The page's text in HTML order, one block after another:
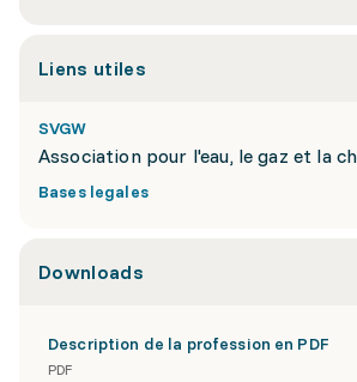
Liens utiles
SVGW
Association pour l'eau, le gaz et la
Bases legales
Downloads
Description de la profession en PDF
PDF